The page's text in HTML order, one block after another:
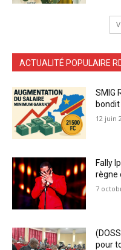
ACTUALITÉ POPULAIRE
SMIG
12 juin
Fally
règne
7
pour